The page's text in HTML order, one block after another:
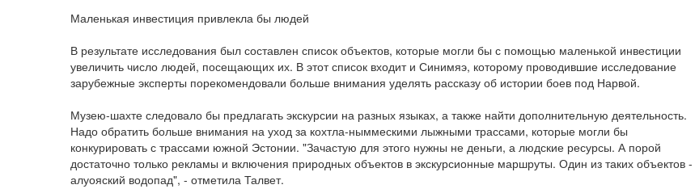
Маленькая инвестиция привлекла бы людей
В результате исследования был составлен список объектов, которые могли бы с помощью маленькой инвестиции
увеличить число людей, посещающих их. В этот список входит и Синимяэ, которому проводившие исследование
зарубежные эксперты порекомендовали больше внимания уделять рассказу об истории боев под Нарвой.
Музею-шахте следовало бы предлагать экскурсии на разных языках, а также найти дополнительную деятельность.
Надо обратить больше внимания на уход за кохтла-ныммескими лыжными трассами, которые могли бы
конкурировать с трассами южной Эстонии. "Зачастую для этого нужны не деньги, а людские ресурсы. А порой
достаточно только рекламы и включения природных объектов в экскурсионные маршруты. Один из таких объектов -
алуояский водопад", - отметила Талвет.